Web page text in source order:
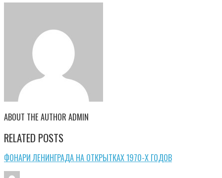
ABOUT THE AUTHOR ADMIN
RELATED POSTS
ФОНАРИ ЛЕНИНГРАДА НА ОТКРЫТКАХ 1970-Х ГОДОВ